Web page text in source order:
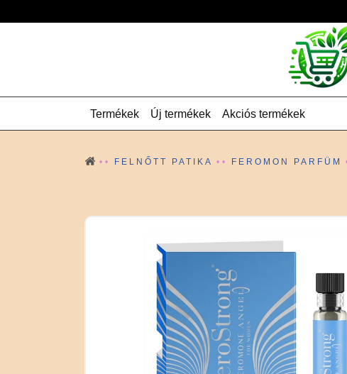
Termékek Új termékek Akciós termékek
FELNŐTT PATIKA FEROMON PARFÜM